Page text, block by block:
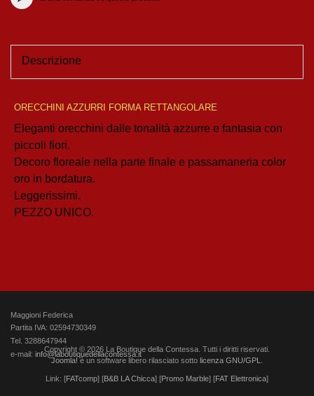
Descrizione
ORECCHINI AZZURRI FORMA RETTANGOLARE
Eleganti orecchini dalle tonalità azzurre e fantasia con
piccoli fiori.
Decoro floreale nella parte finale e passamaneria color
oro in bordatura.
Leggerissimi.
PEZZO UNICO.
Maggioni Federica
Partita IVA: 02594730349
Tel. 3288647944
e-mail: info@laboutiquedellacontessa.it
Copyright © 2026 La Boutique della Contessa. Tutti i diritti riservati.
Joomla! è un software libero rilasciato sotto licenza GNU/GPL.
Link: [FATcomp] [B&B LA Chicca] [Promo Marble] [FAT Elettronica]